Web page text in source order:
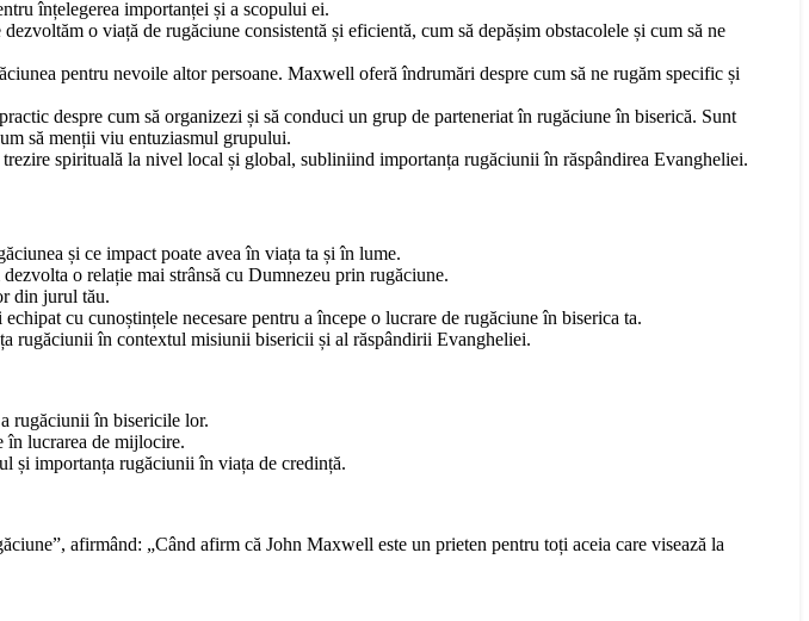
înțelegerea importanței și a scopului ei.
o viață de rugăciune consistentă și eficientă, cum să depășim obstacolele și cum să ne
pentru nevoile altor persoane. Maxwell oferă îndrumări despre cum să ne rugăm specific și
despre cum să organizezi și să conduci un grup de parteneriat în rugăciune în biserică. Sunt
să menții viu entuziasmul grupului.
spirituală la nivel local și global, subliniind importanța rugăciunii în răspândirea Evangheliei.
și ce impact poate avea în viața ta și în lume.
o relație mai strânsă cu Dumnezeu prin rugăciune.
din jurul tău.
cu cunoștințele necesare pentru a începe o lucrare de rugăciune în biserica ta.
rugăciunii în contextul misiunii bisericii și al răspândirii Evangheliei.
rugăciunii în bisericile lor.
în lucrarea de mijlocire.
și importanța rugăciunii în viața de credință.
afirmând: „Când afirm că John Maxwell este un prieten pentru toți aceia care visează la